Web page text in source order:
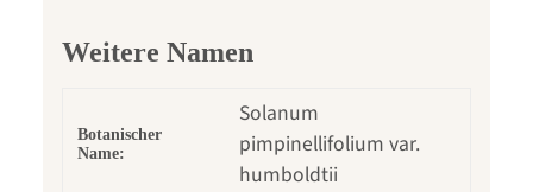
Weitere Namen
Botanischer
Name:
Solanum
pimpinellifolium var.
humboldtii